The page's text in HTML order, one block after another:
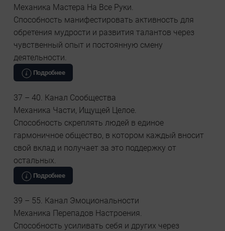
Механика Мастера На Все Руки.
Способность манифестировать активность для
обретения мудрости и развития талантов через
чувственный опыт и постоянную смену
деятельности.
Подробнее
37 – 40. Канал Сообщества
Механика Части, Ищущей Целое.
Способность скреплять людей в единое
гармоничное общество, в котором каждый вносит
свой вклад и получает за это поддержку от
остальных.
Подробнее
39 – 55. Канал Эмоциональности
Механика Перепадов Настроения.
Способность усиливать себя и других через